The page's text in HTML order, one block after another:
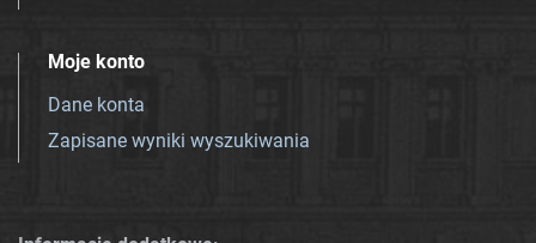
Moje konto
Dane konta
Zapisane wyniki wyszukiwania